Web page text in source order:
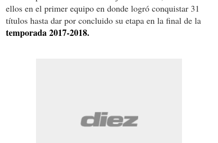
ellos en el primer equipo en donde logró conquistar 31
títulos hasta dar por concluido su etapa en la final de la
temporada 2017-2018.